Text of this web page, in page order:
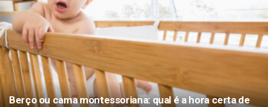
Berço ou cama montessoriana: qual é a hora certa de